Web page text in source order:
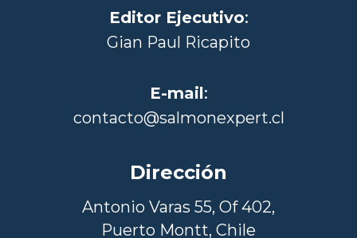
Editor Ejecutivo:
Gian Paul Ricapito
E-mail:
contacto@salmonexpert.cl
Dirección
Antonio Varas 55, Of 402,
Puerto Montt, Chile